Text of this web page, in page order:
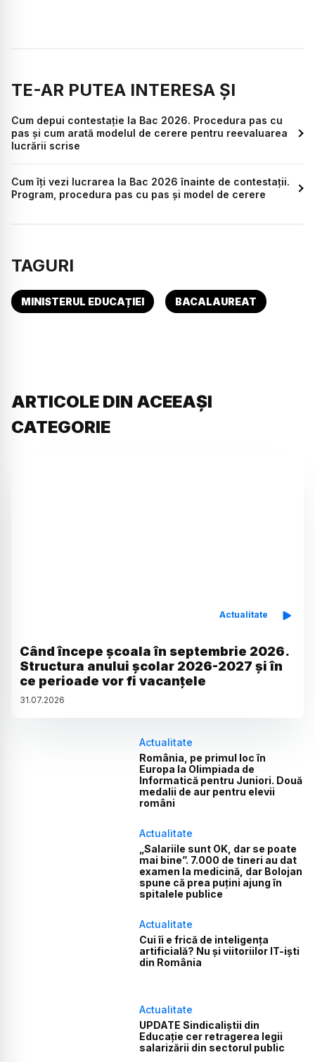
TE-AR PUTEA INTERESA ȘI
Cum depui contestație la Bac 2026. Procedura pas cu
pas și cum arată modelul de cerere pentru reevaluarea
lucrării scrise
Cum îți vezi lucrarea la Bac 2026 înainte de contestații.
Program, procedura pas cu pas și model de cerere
TAGURI
MINISTERUL EDUCAȚIEI BACALAUREAT
ARTICOLE DIN ACEEAȘI
CATEGORIE
Actualitate
Când începe școala în septembrie 2026.
Structura anului școlar 2026-2027 și în
ce perioade vor fi vacanțele
31.07.2026
Actualitate
România, pe primul loc în
Europa la Olimpiada de
Informatică pentru Juniori. Două
medalii de aur pentru elevii
români
Actualitate
„Salariile sunt OK, dar se poate
mai bine”. 7.000 de tineri au dat
examen la medicină, dar Bolojan
spune că prea puțini ajung în
spitalele publice
Actualitate
Cui îi e frică de inteligența
artificială? Nu și viitoriilor IT-iști
din România
Actualitate
UPDATE Sindicaliștii din
Educație cer retragerea legii
salarizării din sectorul public